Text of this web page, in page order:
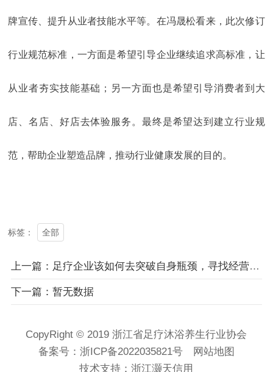
牌宣传、提升从业者技能水平等。在冯晟松看来，此次修订
行业规范标准，一方面是希望引导企业继续追求高标准，让
从业者夯实技能基础；另一方面也是希望引导消费者到大
店、名店、好店去体验服务。最终是希望达到建立行业规
范，帮助企业塑造品牌，推动行业健康发展的目的。
标签： 全部
上一篇：足疗企业该如何去突破自身瓶颈，寻找经营之道？
下一篇：暂无数据
CopyRight © 2019 浙江省足疗沐浴养生行业协会
备案号： 浙ICP备2022035821号
网站地图
技术支持：浙江灏天信用